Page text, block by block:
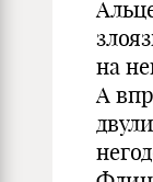
на
А